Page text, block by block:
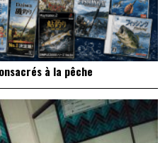
à la pêche